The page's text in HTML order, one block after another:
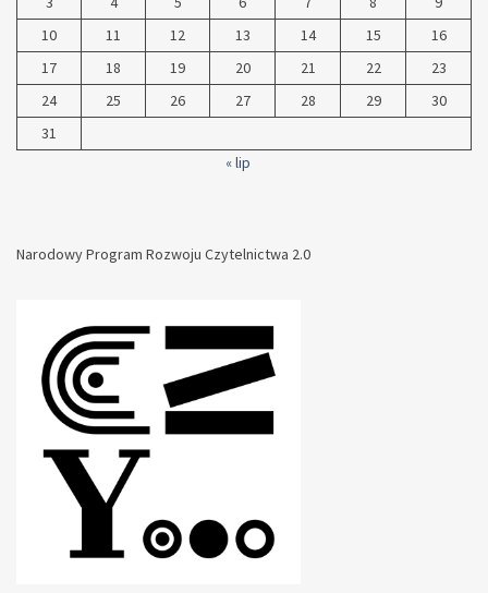
10
11 12 13 14 15
16
17
18 19 20 21 22
23
24
25 26 27 28 29
30
31
« lip
Narodowy Program Rozwoju Czytelnictwa 2.0